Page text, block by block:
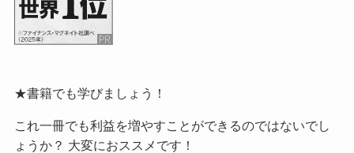
★書籍でも学びましょう！
これ一冊でも利益を増やすことができるのではないでし
ょうか？ 大変におススメです！